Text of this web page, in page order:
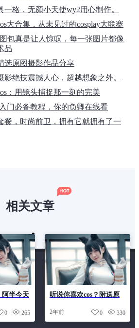
一格，无颜小天使wy2用心制作。
大合集，从未见过的cosplay大联赛
包真是让人惊叹，每一张图片都像
品
选原图摄影作品分享
影绝技震撼人心，超越想象之外。
：用镜头捕捉那一刻的完美
门必备教程，你的负卿在线看
餐，时尚前卫，拥有它就拥有了一
相关文章
阿半今天
265
0
听说你喜欢cos？附送原
2年前 330
0